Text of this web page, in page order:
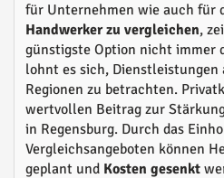
für Unternehmen wie auch für
Handwerker zu vergleichen,
günstigste Option nicht immer
lohnt es sich, Dienstleistungen
Regionen zu betrachten.
wertvollen Beitrag zur
in Regensburg. Durch das
Vergleichsangeboten können
geplant und Kosten gesenkt